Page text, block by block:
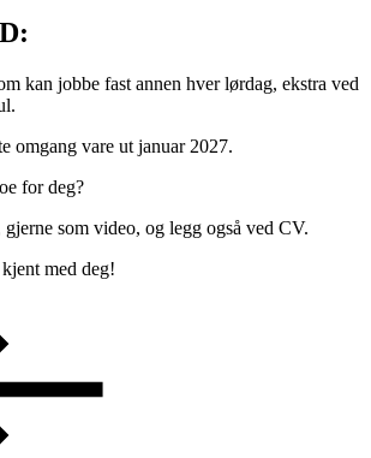
kan jobbe fast annen hver lørdag, ekstra ved
omgang vare ut januar 2027.
for deg?
som video, og legg også ved CV.
med deg!